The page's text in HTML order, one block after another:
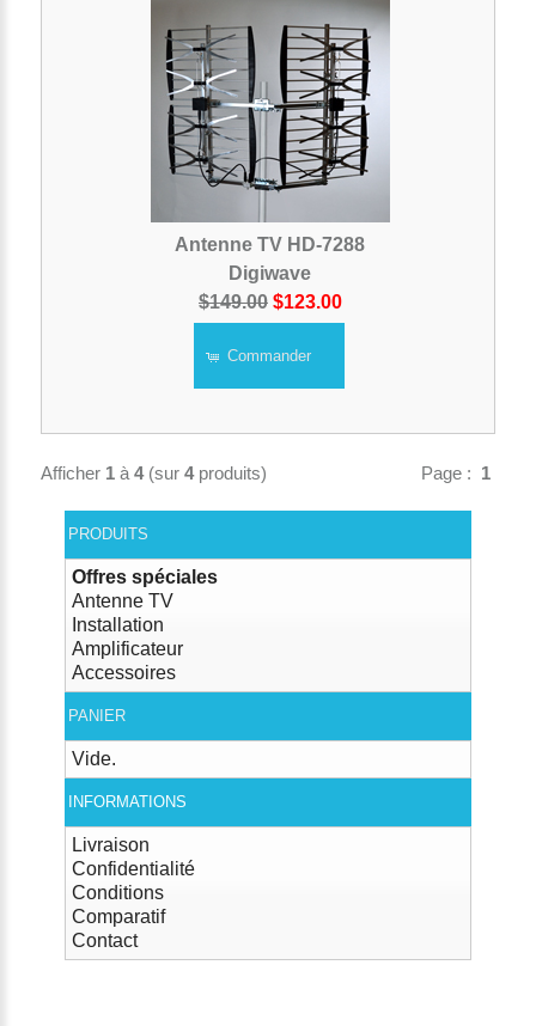
Antenne TV HD-7288
Digiwave
$149.00 $123.00
Commander
Page : 1
Afficher 1à 4(sur 4produits)
PRODUITS
Offres spéciales
Antenne TV
Installation
Amplificateur
Accessoires
PANIER
Vide.
INFORMATIONS
Livraison
Confidentialité
Conditions
Comparatif
Contact